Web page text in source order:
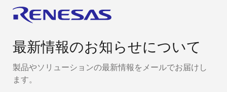
最新情報のお知らせについて
製品やソリューションの最新情報をメールでお届けし
ます。